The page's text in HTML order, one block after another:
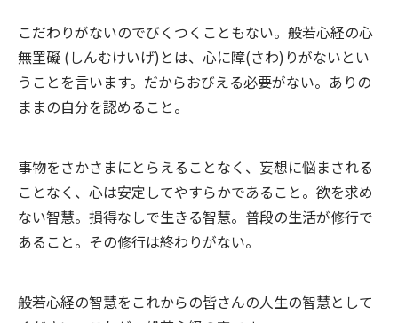
こだわりがないのでびくつくこともない。般若心経の心
無罣礙 (しんむけいげ)とは、心に障(さわ)りがないとい
うことを言います。だからおびえる必要がない。ありの
ままの自分を認めること。
事物をさかさまにとらえることなく、妄想に悩まされる
ことなく、心は安定してやすらかであること。欲を求め
ない智慧。損得なしで生きる智慧。普段の生活が修行で
あること。その修行は終わりがない。
般若心経の智慧をこれからの皆さんの人生の智慧として